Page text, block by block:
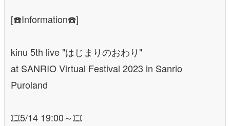
[☎️Information☎️]
kinu 5th live "はじまりのおわり"
at SANRIO Virtual Festival 2023 in Sanrio
Puroland
🎞️5/14 19:00～🎞️